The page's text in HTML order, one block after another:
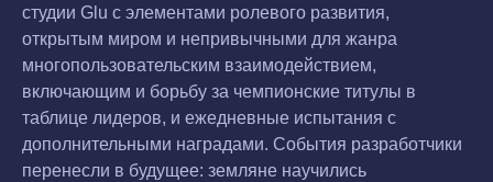
студии Glu с элементами ролевого развития,
открытым миром и непривычными для жанра
многопользовательским взаимодействием,
включающим и борьбу за чемпионские титулы в
таблице лидеров, и ежедневные испытания с
дополнительными наградами. События разработчики
перенесли в будущее: земляне научились